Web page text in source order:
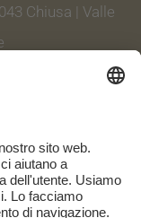
Chiusa | Valle